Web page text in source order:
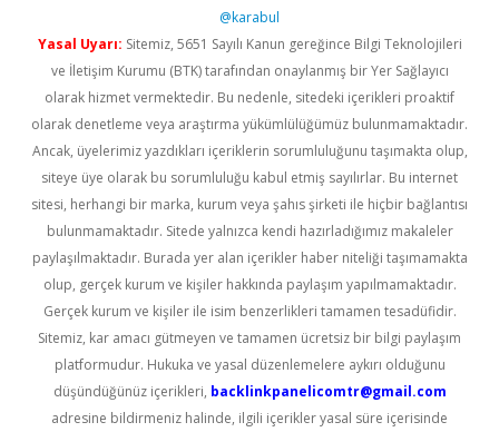
@karabul
Yasal Uyarı: Sitemiz, 5651 Sayılı Kanun gereğince Bilgi Teknolojileri
ve İletişim Kurumu (BTK) tarafından onaylanmış bir Yer Sağlayıcı
olarak hizmet vermektedir. Bu nedenle, sitedeki içerikleri proaktif
olarak denetleme veya araştırma yükümlülüğümüz bulunmamaktadır.
Ancak, üyelerimiz yazdıkları içeriklerin sorumluluğunu taşımakta olup,
siteye üye olarak bu sorumluluğu kabul etmiş sayılırlar. Bu internet
sitesi, herhangi bir marka, kurum veya şahıs şirketi ile hiçbir bağlantısı
bulunmamaktadır. Sitede yalnızca kendi hazırladığımız makaleler
paylaşılmaktadır. Burada yer alan içerikler haber niteliği taşımamakta
olup, gerçek kurum ve kişiler hakkında paylaşım yapılmamaktadır.
Gerçek kurum ve kişiler ile isim benzerlikleri tamamen tesadüfidir.
Sitemiz, kar amacı gütmeyen ve tamamen ücretsiz bir bilgi paylaşım
platformudur. Hukuka ve yasal düzenlemelere aykırı olduğunu
düşündüğünüz içerikleri, backlinkpanelicomtr@gmail.com
adresine bildirmeniz halinde, ilgili içerikler yasal süre içerisinde